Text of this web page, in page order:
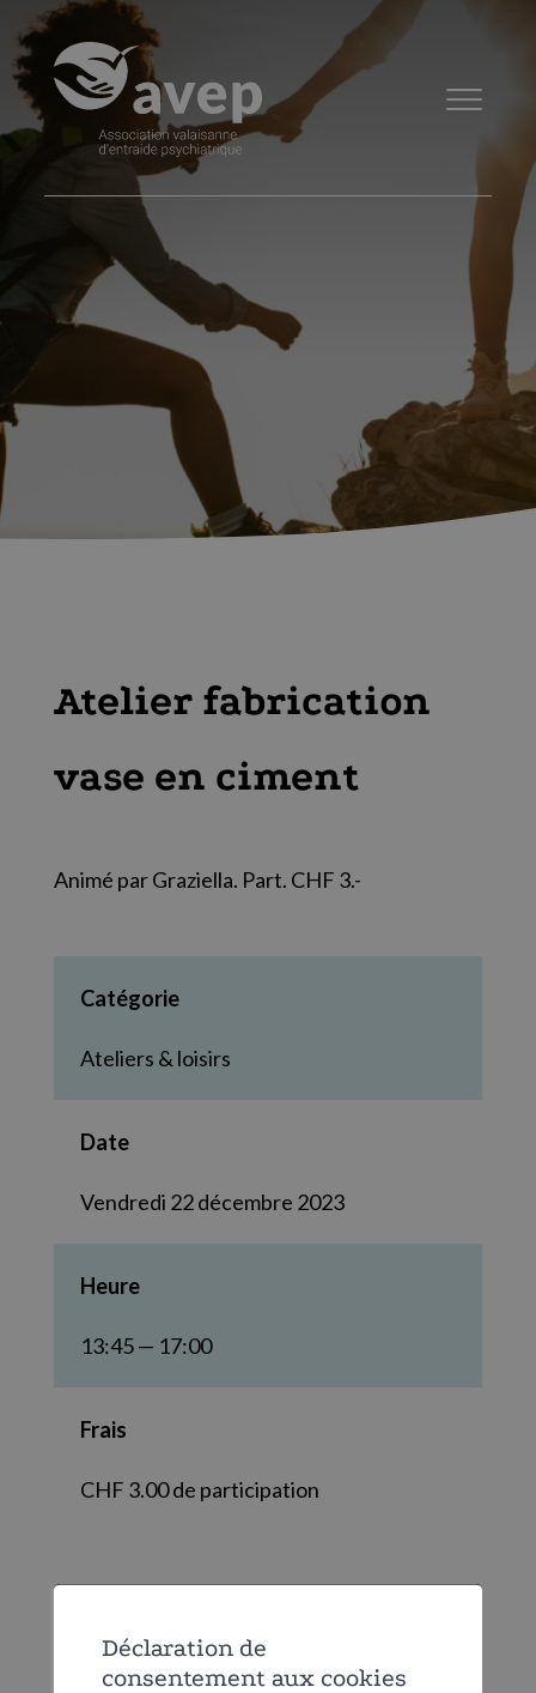
Atelier fabrication
vase en ciment
Animé par Graziella. Part. CHF 3.-
Catégorie
Ateliers & loisirs
Date
Vendredi 22 décembre 2023
Heure
13:45 — 17:00
Frais
CHF 3.00 de participation
Déclaration de
consentement aux cookies